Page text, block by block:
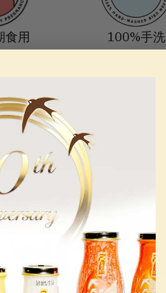
食用 100%手洗